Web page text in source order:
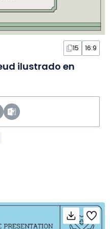
15 16:9
ilustrado en